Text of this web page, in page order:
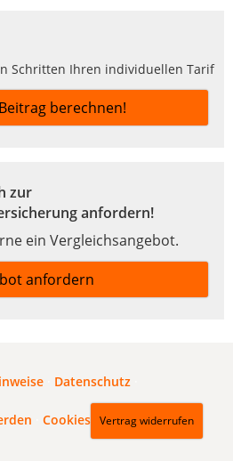
Schritten Ihren individuellen Tarif
berechnen!
zur
anfordern!
ein Vergleichsangebot.
anfordern
Datenschutz
Cookies Vertrag widerrufen